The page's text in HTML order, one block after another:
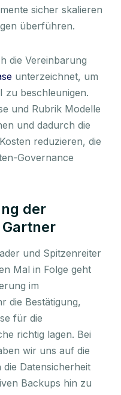
sicher skalieren
überführen.
die Vereinbarung
unterzeichnet, um
zu beschleunigen.
und Rubrik Modelle
und dadurch die
reduzieren, die
Governance
der
und Spitzenreiter
Mal in Folge geht
im
die Bestätigung,
für die
richtig lagen. Bei
wir uns auf die
Datensicherheit
Backups hin zu